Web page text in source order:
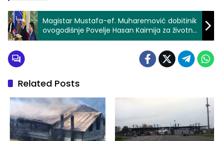
Magistar Mustafa-ef. Muharemović dobitinik
ovogodišnje Povelje Hasan Kaimija za životno
djelo
Related Posts